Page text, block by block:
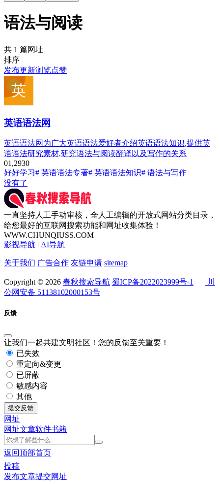
语法与阅读
共 1 篇网址
排序
发布更新浏览点赞
英语语法网
英语语法网为广大英语语法爱好者介绍英语语法知识,提供英
语语法研究素材,研究语法与阅读翻译以及写作的关系
01,2930
好好学习# 英语语法专著# 英语语法知识# 语法与写作
没有了
一直坚持人工手动审核，全人工编辑的开放式网站分类目录，
给您最好的互联网搜索功能和网址收集体验！
WWW.CHUNQIUSS.COM
影视导航 | AI导航
关于我们 广告合作 友链申请 sitemap
Copyright © 2026 春秋搜索导航 蜀ICP备2022023999号-1
川
公网安备 51138102000153号
反馈
让我们一起共建文明社区！您的反馈至关重要！
已失效
重定向&变更
已屏蔽
敏感内容
其他
提交反馈
网址
网址文章软件书籍
返回顶部首页
投稿
发布文章提交网址